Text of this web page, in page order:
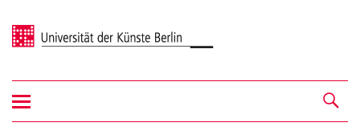
Universität der Künste Berlin
Navigation &
Navigation
ein-/ausblenden